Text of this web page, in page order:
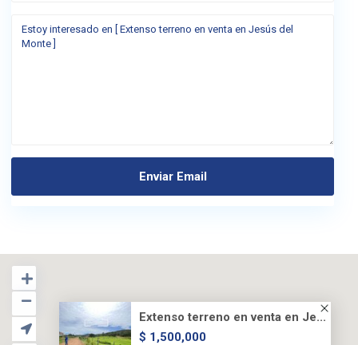
Extenso terreno en venta en Je...
$ 1,500,000